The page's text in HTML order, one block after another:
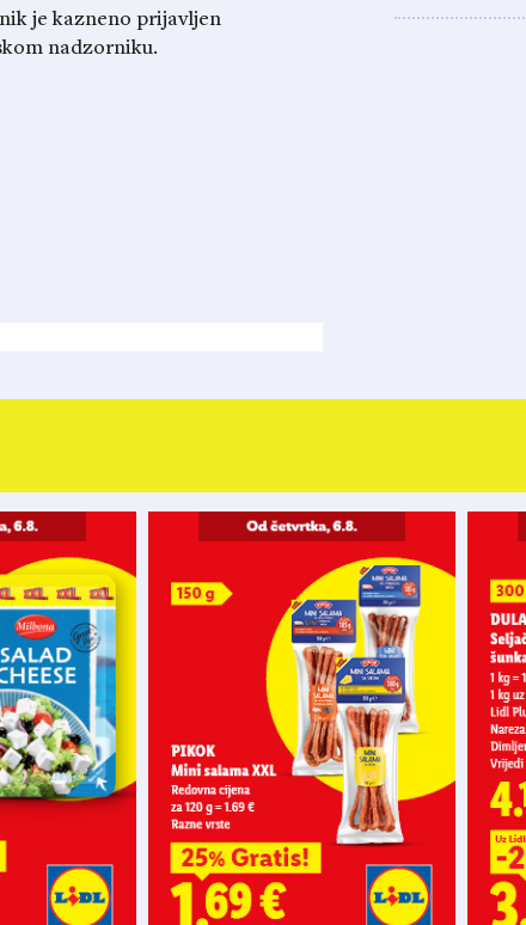
je kazneno prijavljen
nadzorniku.